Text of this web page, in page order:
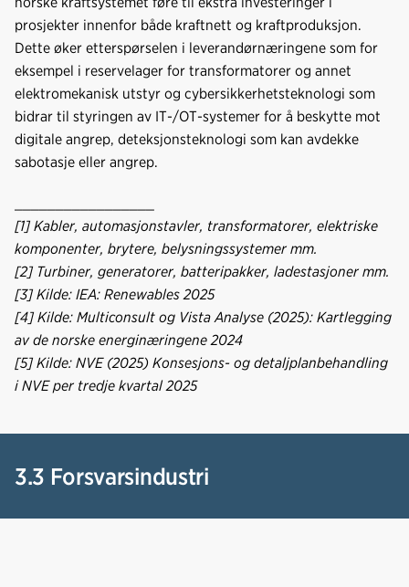
prosjekter innenfor både kraftnett og kraftproduksjon.
Dette øker etterspørselen i leverandørnæringene som for
eksempel i reservelager for transformatorer og annet
elektromekanisk utstyr og cybersikkerhetsteknologi som
bidrar til styringen av IT-/OT-systemer for å beskytte mot
digitale angrep, deteksjonsteknologi som kan avdekke
sabotasje eller angrep.
[1] Kabler, automasjonstavler, transformatorer, elektriske
komponenter, brytere, belysningssystemer mm.
[2] Turbiner, generatorer, batteripakker, ladestasjoner mm.
[3] Kilde: IEA: Renewables 2025
[4] Kilde: Multiconsult og Vista Analyse (2025): Kartlegging
av de norske energinæringene 2024
[5] Kilde: NVE (2025) Konsesjons- og detaljplanbehandling
i NVE per tredje kvartal 2025
3.3 Forsvarsindustri